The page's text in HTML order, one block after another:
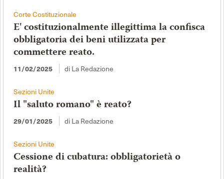
Corte Costituzionale
E' costituzionalmente illegittima la confisca
obbligatoria dei beni utilizzata per
commettere reato.
11/02/2025 di La Redazione
Sezioni Unite
Il "saluto romano" è reato?
29/01/2025 di La Redazione
Sezioni Unite
Cessione di cubatura: obbligatorietà o
realità?